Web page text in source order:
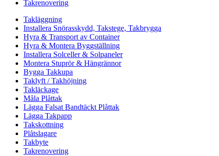
Takrenovering
Takläggning
Installera Snörasskydd, Takstege, Takbrygga
Hyra & Transport av Container
Hyra & Montera Byggställning
Installera Solceller & Solpaneler
Montera Stuprör & Hängrännor
Bygga Takkupa
Taklyft / Takhöjning
Takläckage
Måla Plåttak
Lägga Falsat Bandtäckt Plåttak
Lägga Takpapp
Takskottning
Plåtslagare
Takbyte
Takrenovering